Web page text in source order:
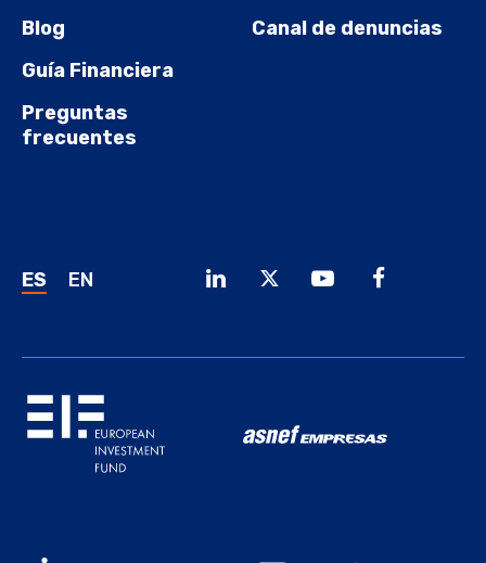
Blog
Guía Financiera
Preguntas
frecuentes
Canal de denuncias
ES EN